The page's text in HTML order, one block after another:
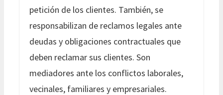
petición de los clientes. También, se
responsabilizan de reclamos legales ante
deudas y obligaciones contractuales que
deben reclamar sus clientes. Son
mediadores ante los conflictos laborales,
vecinales, familiares y empresariales.